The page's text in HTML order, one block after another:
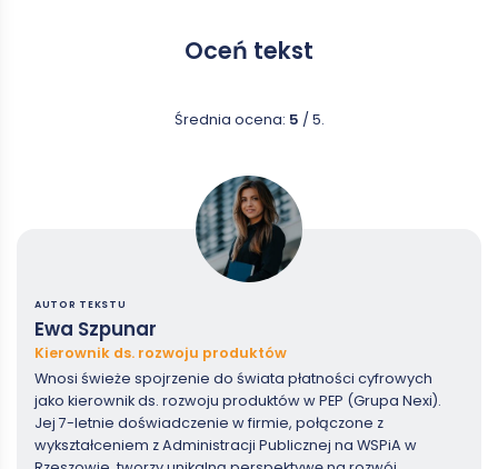
Oceń tekst
Średnia ocena: 5 / 5.
AUTOR TEKSTU
Ewa Szpunar
Kierownik ds. rozwoju produktów
Wnosi świeże spojrzenie do świata płatności cyfrowych
jako kierownik ds. rozwoju produktów w PEP (Grupa Nexi).
Jej 7-letnie doświadczenie w firmie, połączone z
wykształceniem z Administracji Publicznej na WSPiA w